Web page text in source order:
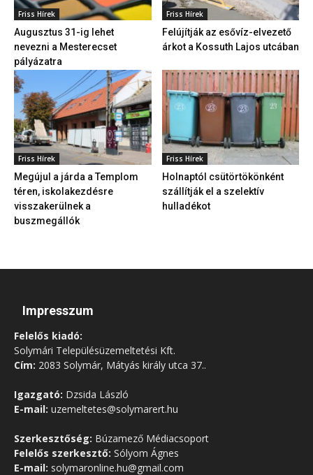
Friss Hírek
Augusztus 31-ig lehet
nevezni a Mesterecset
pályázatra
Friss Hírek
Felújítják az esővíz-elvezető
árkot a Kossuth Lajos utcában
Friss Hírek
Megújul a járda a Templom
téren, iskolakezdésre
visszakerülnek a
buszmegállók
Friss Hírek
Holnaptól csütörtökönként
szállítják el a szelektív
hulladékot
Impresszum
Felelős kiadó:
Solymári Településüzemeltetési Kft.
Cím: 2083 Solymár, Mátyás király utca 37..
Igazgató: Dzsida László
E-mail: uzemeltetes@solymarert.hu
Szerkesztőség: Búzamező Médiacsoport
Felelős szerkesztő: Sólyom Ágnes
E-mail: solymaronline.hu@gmail.com